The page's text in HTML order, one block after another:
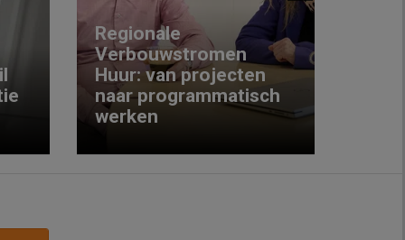
Regionale
Verbouwstromen
Huur: van projecten
naar programmatisch
werken
Next